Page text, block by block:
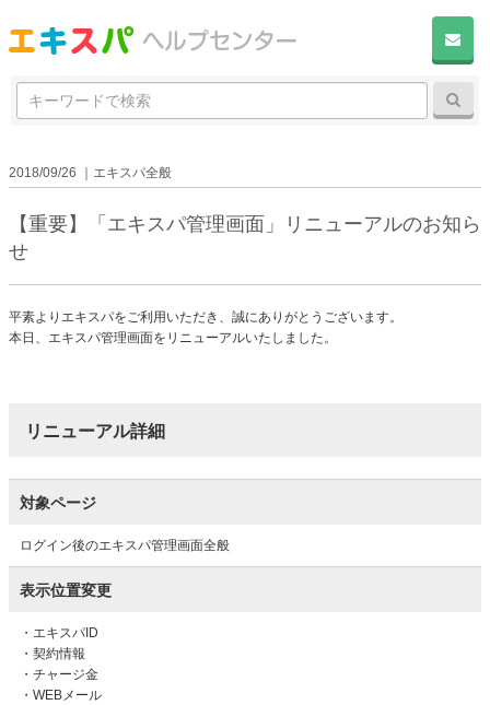
索:
2018/09/26 ｜エキスパ全般
【重要】「エキスパ管理画面」リニューアルのお知ら
せ
平素よりエキスパをご利用いただき、誠にありがとうございます。
本日、エキスパ管理画面をリニューアルいたしました。
リニューアル詳細
対象ページ
ログイン後のエキスパ管理画面全般
表示位置変更
・エキスパID
・契約情報
・チャージ金
・WEBメール